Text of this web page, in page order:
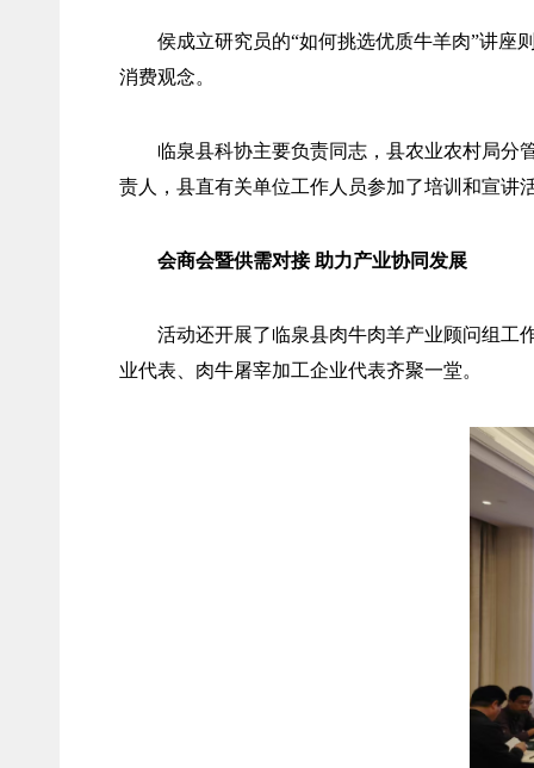
侯成立研究员的“如何挑选优质牛羊肉”讲座
消费观念。
临泉县科协主要负责同志，县农业农村局分
责人，县直有关单位工作人员参加了培训和宣讲
会商会暨供需对接 助力产业协同发展
活动还开展了临泉县肉牛肉羊产业顾问组工
业代表、肉牛屠宰加工企业代表齐聚一堂。